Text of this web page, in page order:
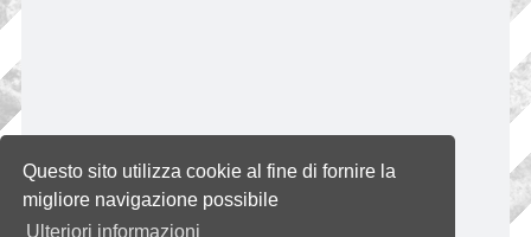
Questo sito utilizza cookie al fine di fornire la
migliore navigazione possibile
Ulteriori informazioni